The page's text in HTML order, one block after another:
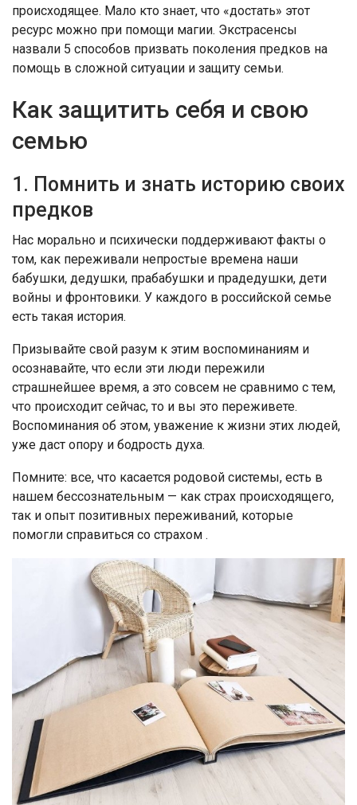
происходящее. Мало кто знает, что «достать» этот
ресурс можно при помощи магии. Экстрасенсы
назвали 5 способов призвать поколения предков на
помощь в сложной ситуации и защиту семьи.
Как защитить себя и свою
семью
1. Помнить и знать историю своих
предков
Нас морально и психически поддерживают факты о
том, как переживали непростые времена наши
бабушки, дедушки, прабабушки и прадедушки, дети
войны и фронтовики. У каждого в российской семье
есть такая история.
Призывайте свой разум к этим воспоминаниям и
осознавайте, что если эти люди пережили
страшнейшее время, а это совсем не сравнимо с тем,
что происходит сейчас, то и вы это переживете.
Воспоминания об этом, уважение к жизни этих людей,
уже даст опору и бодрость духа.
Помните: все, что касается родовой системы, есть в
нашем бессознательным — как страх происходящего,
так и опыт позитивных переживаний, которые
помогли справиться со страхом .